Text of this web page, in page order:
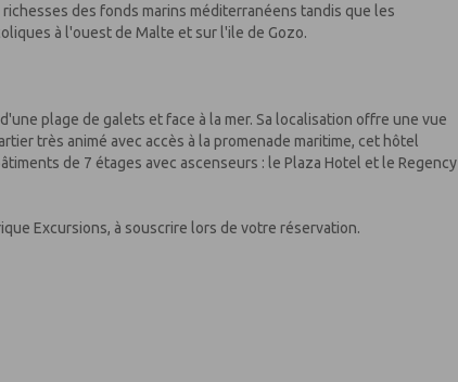
des fonds marins méditerranéens tandis que les
à l'ouest de Malte et sur l'ile de Gozo.
plage de galets et face à la mer. Sa localisation offre une vue
très animé avec accès à la promenade maritime, cet hôtel
de 7 étages avec ascenseurs : le Plaza Hotel et le Regency
Excursions, à souscrire lors de votre réservation.